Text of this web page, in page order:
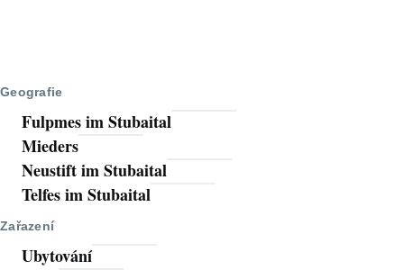
Geografie
Fulpmes im Stubaital
Mieders
Neustift im Stubaital
Telfes im Stubaital
Zařazení
Ubytování